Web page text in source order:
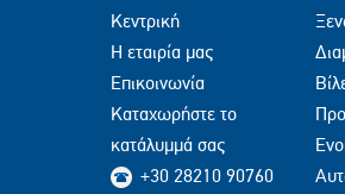
Κεντρική
Η εταιρία μας
Επικοινωνία
Καταχωρήστε το
κατάλυμμά σας
+30 28210 90760